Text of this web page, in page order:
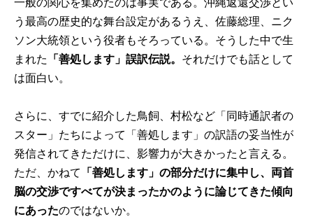
一般の関心を集めたのは事実である。沖縄返還交渉とい
う最高の歴史的な舞台設定があるうえ、佐藤総理、ニク
ソン大統領という役者もそろっている。そうした中で生
まれた
「善処します」誤訳伝説。 それだけでも話として
は面白い。
さらに、すでに紹介した鳥飼、村松など「同時通訳者の
スター」たちによって「善処します」の訳語の妥当性が
発信されてきただけに、影響力が大きかったと言える。
ただ、かねて
「善処します」の部分だけに集中し、両首
脳の交渉ですべてが決まったかのように論じてきた傾向
にあったのではないか。